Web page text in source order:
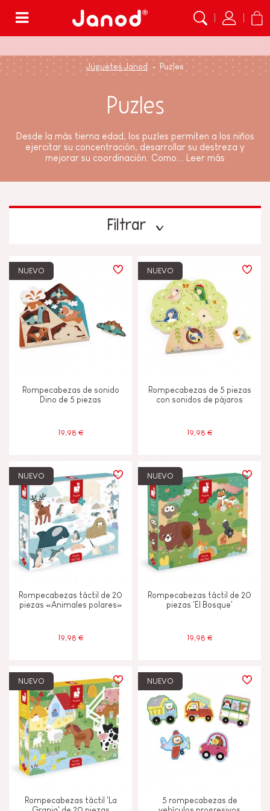
Juguetes Janod Puzles
Puzles
Desde la más tierna edad, los puzles permiten a los niños
ejercitar su concentración, desarrollar su destreza y
mejorar su coordinación. Como...
Leer más
Filtrar
Construir y diseñar
Descubrir y experimentar
Imaginar, inventar y crear
Intercambiar y compartir
Leer, escribir y contar
Memorizar y asimilar
Tocar, mirar y escuchar
Campanilla o cascabel
Luz
Magnetico
Musical / Sonido
Pintura al agua
NUEVO
Rompecabezas de sonido
Dino de 5 piezas
19,98 €
NUEVO
Rompecabezas de 5 piezas
con sonidos de pájaros
19,98 €
NUEVO
Rompecabezas táctil de 20
piezas «Animales polares»
19,98 €
NUEVO
Rompecabezas táctil de 20
piezas 'El Bosque'
19,98 €
NUEVO
Rompecabezas táctil 'La
NUEVO
5 rompecabezas de